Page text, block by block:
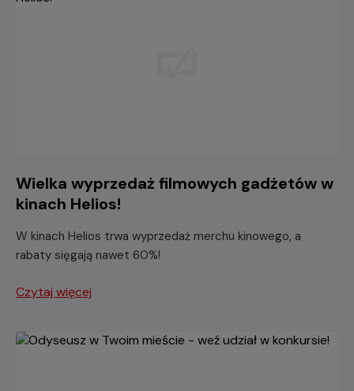
Wielka wyprzedaż filmowych gadżetów w
kinach Helios!
W kinach Helios trwa wyprzedaż merchu kinowego, a
rabaty sięgają nawet 60%!
Czytaj więcej